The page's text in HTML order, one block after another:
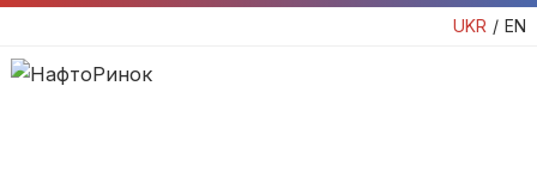
UKR EN
російського LPG?